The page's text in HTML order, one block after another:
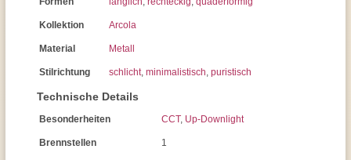
Kollektion Arcola
Material Metall
Stilrichtung schlicht, minimalistisch, puristisch
Technische Details
Besonderheiten CCT, Up-Downlight
Brennstellen 1